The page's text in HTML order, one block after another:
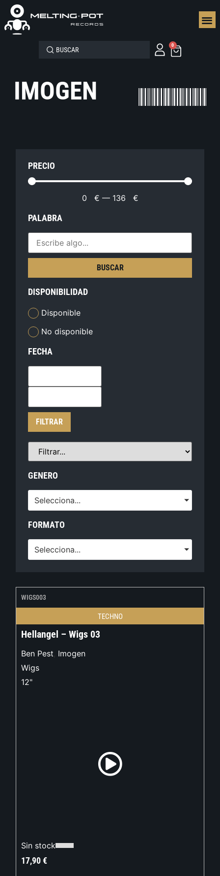
0
IMOGEN
PRECIO
0 € — 136 €
PALABRA
BUSCAR
DISPONIBILIDAD
Disponible
No disponible
FECHA
FILTRAR
GENERO
Selecciona...
FORMATO
Selecciona...
WIGS003
TECHNO
Hellangel – Wigs 03
Ben Pest, Imogen
Wigs
12"
Sin stock
17,90€